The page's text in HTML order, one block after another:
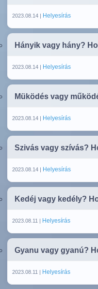
2023.08.14 | Helyesírás
Hányik vagy hány?
2023.08.14 | Helyesírás
Müködés vagy
2023.08.14 | Helyesírás
Szivás vagy szívás?
2023.08.14 | Helyesírás
Kedéj vagy kedély?
2023.08.11 | Helyesírás
Gyanu vagy gyanú?
2023.08.11 | Helyesírás